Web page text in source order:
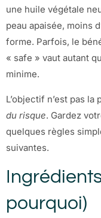
une huile végétale
peau apaisée, moins
forme. Parfois, le
« safe » vaut autant
minime.
L’objectif n’est pas
du risque. Gardez
quelques règles
suivantes.
pourquoi)